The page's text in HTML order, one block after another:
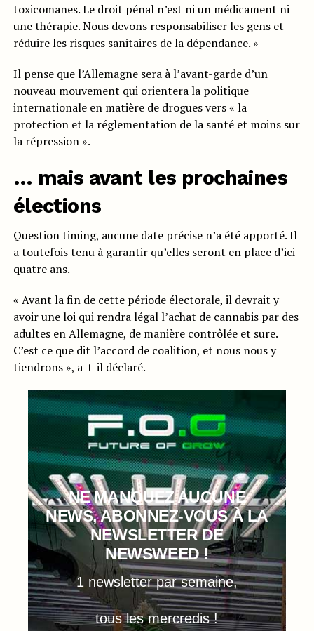
toxicomanes. Le droit pénal n’est ni un médicament ni
une thérapie. Nous devons responsabiliser les gens et
réduire les risques sanitaires de la dépendance. »
Il pense que l’Allemagne sera à l’avant-garde d’un
nouveau mouvement qui orientera la politique
internationale en matière de drogues vers « la
protection et la réglementation de la santé et moins sur
la répression ».
… mais avant les prochaines
élections
Question timing, aucune date précise n’a été apporté. Il
a toutefois tenu à garantir qu’elles seront en place d’ici
quatre ans.
« Avant la fin de cette période électorale, il devrait y
avoir une loi qui rendra légal l’achat de cannabis par des
adultes en Allemagne, de manière contrôlée et sure.
C’est ce que dit l’accord de coalition, et nous nous y
tiendrons », a-t-il déclaré.
NE MANQUEZ AUCUNE
NEWS, ABONNEZ-VOUS À LA
NEWSLETTER DE
NEWSWEED !
1 newsletter par semaine,
tous les mercredis !